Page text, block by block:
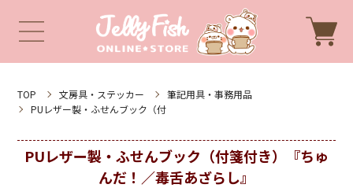
TOP 文房具・ステッカー
筆記用具・事務用品
PUレザー製・ふせんブック（付
PUレザー製・ふせんブック（付箋付き）『ちゅ
んだ！／毒舌あざらし』